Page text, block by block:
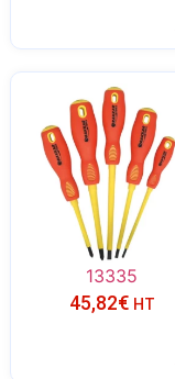
13335
45,82€ HT